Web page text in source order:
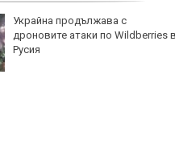
Украйна продължава с
дроновите атаки по Wildberries в
Русия